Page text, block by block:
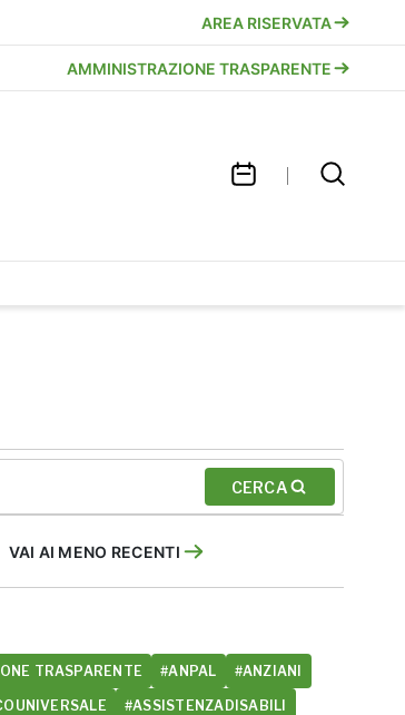
AREA RISERVATA
AMMINISTRAZIONE TRASPARENTE
CERCA
VAI AI MENO RECENTI
TRASPARENTE #ANPAL #ANZIANI
#ASSISTENZADISABILI